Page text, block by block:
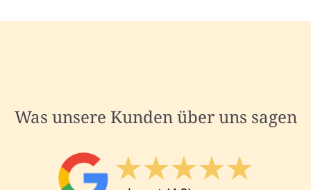
Was unsere Kunden über uns sagen